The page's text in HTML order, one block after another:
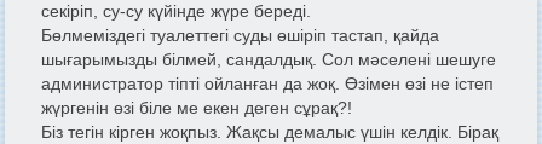
секіріп, су-су күйінде жүре береді.
Бөлмеміздегі туалеттегі суды өшіріп тастап, қайда
шығарымызды білмей, сандалдық. Сол мәселені шешуге
администратор тіпті ойланған да жоқ. Өзімен өзі не істеп
жүргенін өзі біле ме екен деген сұрақ?!
Біз тегін кірген жоқпыз. Жақсы демалыс үшін келдік. Бірақ